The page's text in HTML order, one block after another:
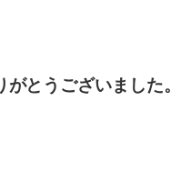
とうございました。